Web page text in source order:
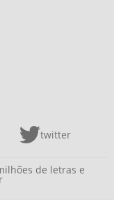
twitter
de letras e